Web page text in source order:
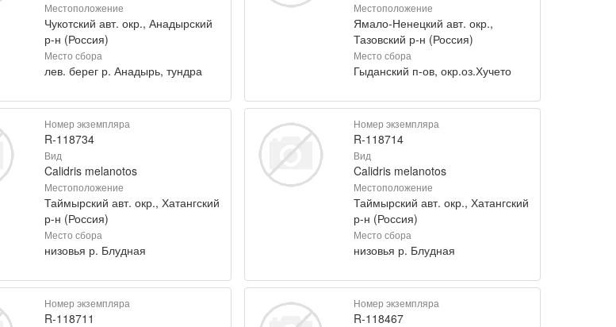
Местоположение
Чукотский авт. окр., Анадырский
р-н (Россия)
Место сбора
лев. берег р. Анадырь, тундра
Местоположение
Ямало-Ненецкий авт. окр.,
Тазовский р-н (Россия)
Место сбора
Гыданский п-ов, окр.оз.Хучето
Номер экземпляра
R-118734
Вид
Calidris melanotos
Местоположение
Таймырский авт. окр., Хатангский
р-н (Россия)
Место сбора
низовья р. Блудная
Номер экземпляра
R-118714
Вид
Calidris melanotos
Местоположение
Таймырский авт. окр., Хатангский
р-н (Россия)
Место сбора
низовья р. Блудная
Номер экземпляра
R-118711
Номер экземпляра
R-118467